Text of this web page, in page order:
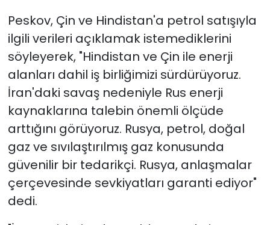
Peskov, Çin ve Hindistan'a petrol satışıyla
ilgili verileri açıklamak istemediklerini
söyleyerek, "Hindistan ve Çin ile enerji
alanları dahil iş birliğimizi sürdürüyoruz.
İran'daki savaş nedeniyle Rus enerji
kaynaklarına talebin önemli ölçüde
arttığını görüyoruz. Rusya, petrol, doğal
gaz ve sıvılaştırılmış gaz konusunda
güvenilir bir tedarikçi. Rusya, anlaşmalar
çerçevesinde sevkiyatları garanti ediyor"
dedi.